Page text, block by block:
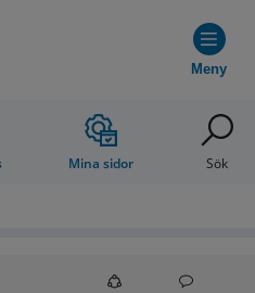
Meny
Mina sidor Sök